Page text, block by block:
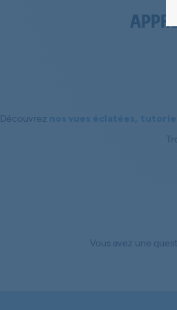
Découvrez nos vues éclatées,
Vous avez une